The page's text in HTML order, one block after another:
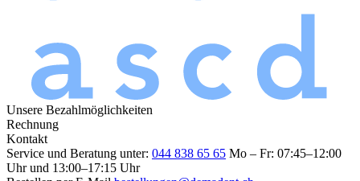
Unsere Bezahlmöglichkeiten
Rechnung
Kontakt
Service und Beratung unter: 044 838 65 65 Mo – Fr: 07:45–12:00
Uhr und 13:00–17:15 Uhr